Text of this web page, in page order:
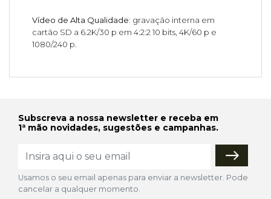
Vídeo de Alta Qualidade: gravação interna em
cartão SD a 6.2K/30 p em 4:2:2 10 bits, 4K/60 p e
1080/240 p.
Subscreva a nossa newsletter e receba em
1ª mão novidades, sugestões e campanhas.
Usamos o seu email apenas para enviar a newsletter. Pode
cancelar a qualquer momento.